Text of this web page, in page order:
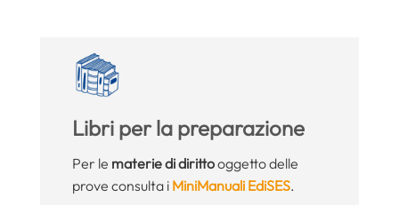
Libri per la preparazione
Per le materie di dirittooggetto delle
prove consulta i MiniManuali EdiSES.